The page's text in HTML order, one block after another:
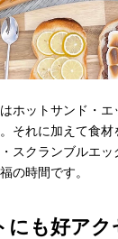
ホットサンド・
それに加えて食
スクランブルエ
の時間です。
も好アク